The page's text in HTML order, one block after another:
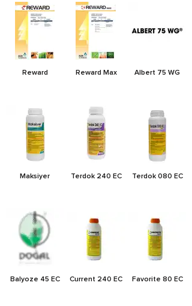
Reward Reward Max Albert 75 WG
Maksiyer Terdok 240 EC Terdok 080 EC
Balyoze 45 EC Current 240 EC Favorite 80 EC